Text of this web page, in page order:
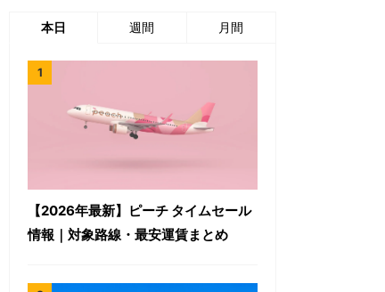
本日 週間 月間
【2026年最新】ピーチ タイムセール
情報｜対象路線・最安運賃まとめ